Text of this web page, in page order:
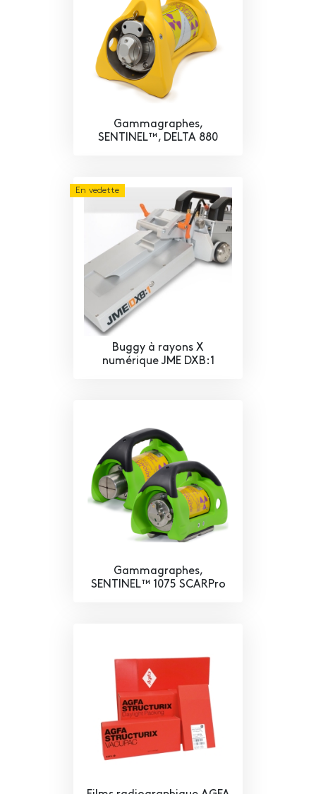
Gammagraphes,
SENTINEL™, DELTA 880
En vedette
Buggy à rayons X
numérique JME DXB:1
Gammagraphes,
SENTINEL™ 1075 SCARPro